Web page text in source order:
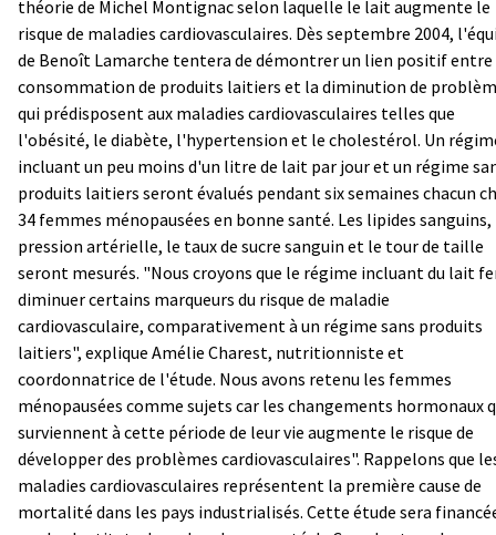
théorie de Michel Montignac selon laquelle le lait augmente le
risque de maladies cardiovasculaires. Dès septembre 2004,
de Benoît Lamarche tentera de démontrer un lien positif entre
consommation de produits laitiers et la diminution de
qui prédisposent aux maladies cardiovasculaires telles que
l'obésité, le diabète, l'hypertension et le cholestérol. Un
incluant un peu moins d'un litre de lait par jour et un régime
produits laitiers seront évalués pendant six semaines chacun
34 femmes ménopausées en bonne santé. Les lipides sanguins,
pression artérielle, le taux de sucre sanguin et le tour de taille
seront mesurés. "Nous croyons que le régime incluant du lait
diminuer certains marqueurs du risque de maladie
cardiovasculaire, comparativement à un régime sans produits
laitiers", explique Amélie Charest, nutritionniste et
coordonnatrice de l'étude. Nous avons retenu les femmes
ménopausées comme sujets car les changements hormonaux
surviennent à cette période de leur vie augmente le risque de
développer des problèmes cardiovasculaires". Rappelons que
maladies cardiovasculaires représentent la première cause de
mortalité dans les pays industrialisés. Cette étude sera